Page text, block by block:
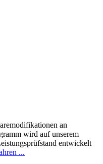
an
wird auf unserem
entwickelt
...